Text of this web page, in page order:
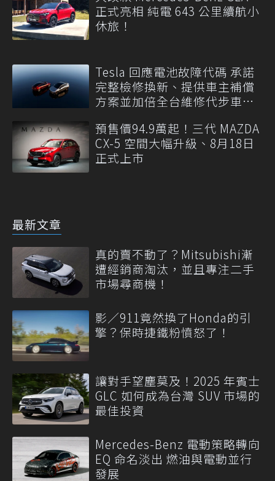
正式亮相 純電 643 公里續航小
休旅！
Tesla 回應電池故障代碼 承諾
完整檢修換新、提供車主補償
方案並加倍全台維修代步車數
預售價94.9萬起！三代 MAZDA
CX-5 空間大幅升級、8月18日
正式上市
最新文章
真的賣不動了？Mitsubishi漸
遭經銷商淘汰，並且專注二手
市場尋商機！
影／911竟然換了Honda的引
擎？保時捷鐵粉憤怒了！
讓對手望塵莫及！2025 年賓士
GLC 如何成為台灣 SUV 市場的
最佳投資
Mercedes-Benz 電動策略轉向
EQ 命名淡出 燃油與電動並行
發展